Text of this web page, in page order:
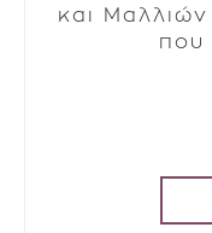
και
που